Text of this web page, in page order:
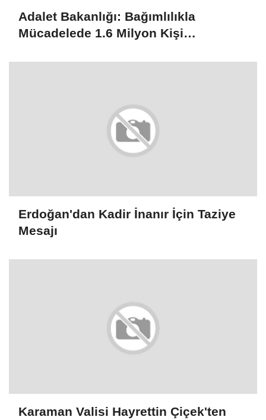
Adalet Bakanlığı: Bağımlılıkla
Mücadelede 1.6 Milyon Kişi
Erdoğan'dan Kadir İnanır İçin Taziye
Mesajı
Karaman Valisi Hayrettin Çiçek'ten